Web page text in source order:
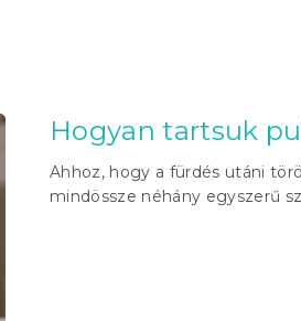
Hogyan tartsuk
Ahhoz, hogy a fürdés utáni
mindössze néhány egyszerű